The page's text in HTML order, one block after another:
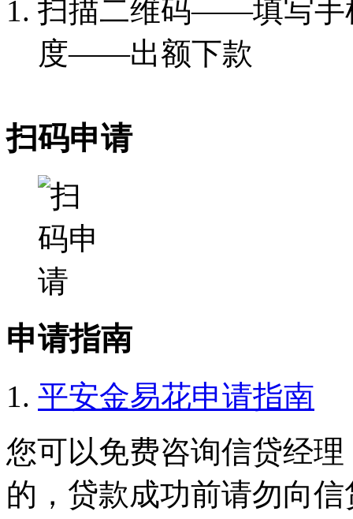
扫描二维码——填写
度——出额下款
扫码申请
申请指南
平安金易花申请指南
您可以免费咨询信贷经
的，贷款成功前请勿向